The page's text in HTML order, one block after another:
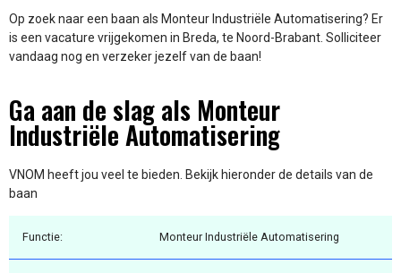
Op zoek naar een baan als Monteur Industriële Automatisering? Er
is een vacature vrijgekomen in Breda, te Noord-Brabant. Solliciteer
vandaag nog en verzeker jezelf van de baan!
Ga aan de slag als Monteur
Industriële Automatisering
VNOM heeft jou veel te bieden. Bekijk hieronder de details van de
baan
Functie: Monteur Industriële Automatisering